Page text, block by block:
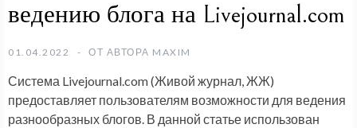
ведению блога на Livejournal.com
01.04.2022 ОТ АВТОРА MAXIM
Система Livejournal.com (Живой журнал, ЖЖ)
предоставляет пользователям возможности для ведения
разнообразных блогов. В данной статье использован